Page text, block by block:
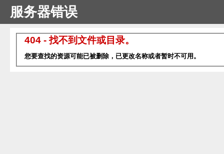
服务器错误
404 - 找不到文件或目录。
您要查找的资源可能已被删除，已更改名称或者暂时不可用。